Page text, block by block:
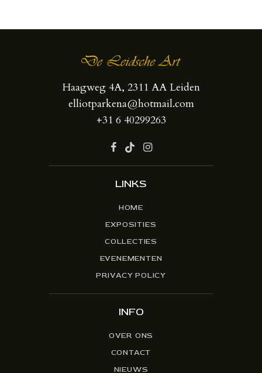
Haagweg 4A, 2311 AA Leiden
elliotparkena@hotmail.com
+31 6 40299263
LINKS
HOME
EXPOSITIES
COLLECTIES
EVENEMENTEN
PRIVACY POLICY
INFO
OVER ONS
CONTACT
NIEUWS